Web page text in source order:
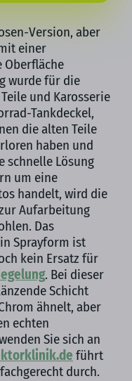
Version, aber
einer
Oberfläche
wurde für die
und Karosserie
Tankdeckel,
die alten Teile
haben und
schnelle Lösung
um eine
handelt, wird die
Aufarbeitung
Das
Sprayform ist
kein Ersatz für
. Bei dieser
Schicht
ähnelt, aber
echten
Sie sich an
führt
durch.